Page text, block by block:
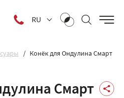
RU
Конёк для Ондулина Смарт
Смарт